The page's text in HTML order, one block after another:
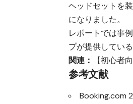
ヘッドセットを
になりました。
レポートでは事
プが提供してい
関連：
【初心者
参考文献
Booking.com